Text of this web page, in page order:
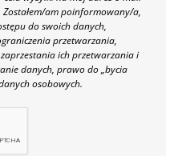
Zostałem/am poinformowany/a,
do swoich danych,
przetwarzania,
ich przetwarzania i
danych, prawo do „bycia
osobowych.